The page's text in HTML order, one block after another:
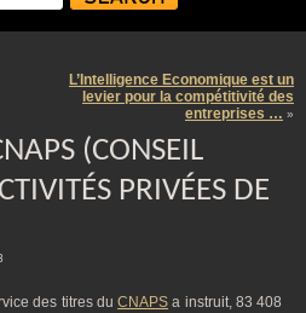
L’Intelligence Economique est un
levier pour la compétitivité des
entreprises … »
(CONSEIL
PRIVÉES DE
des titres duCNAPS a instruit, 83 408